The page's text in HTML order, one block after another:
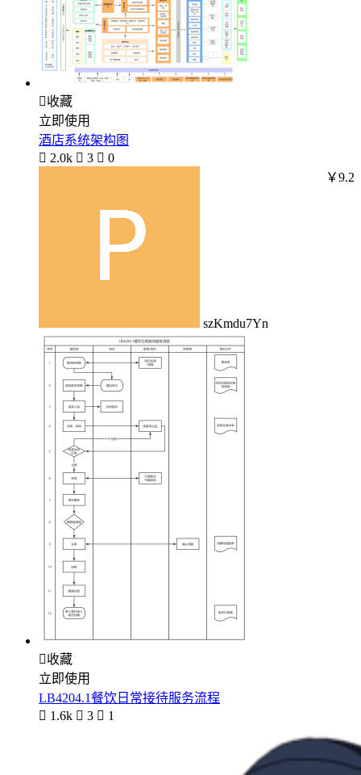
收藏
立即使用
酒店系统架构图
 2.0k  3  0
szKmdu7Yn
￥9.2
收藏
立即使用
LB4204.1餐饮日常接待服务流程
 1.6k  3  1